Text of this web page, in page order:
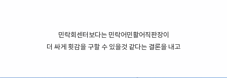
민락회센터보다는 민락어민활어직판장이
더 싸게 횟감을 구할 수 있을것 같다는 결론을 내고